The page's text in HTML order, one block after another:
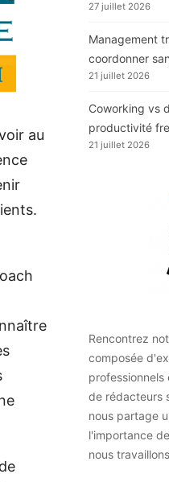
au
27 juillet 2026
Management
coordonner
21 juillet 2026
Coworking vs
productivité
21 juillet 2026
Rencontrez
composée
professionnels
de rédacteurs
nous partage
l'importance
nous